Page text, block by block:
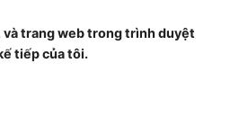
và trang web trong trình duyệt
tiếp của tôi.